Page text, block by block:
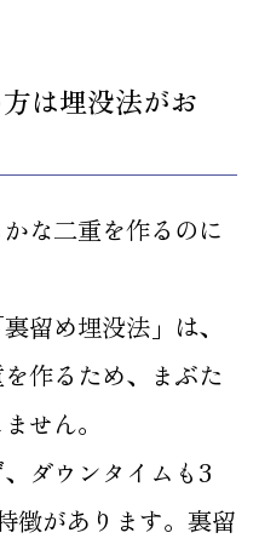
は埋没法がお
な二重を作るのに
留め埋没法」は、
作るため、まぶた
せん。
ダウンタイムも3
徴があります。裏留